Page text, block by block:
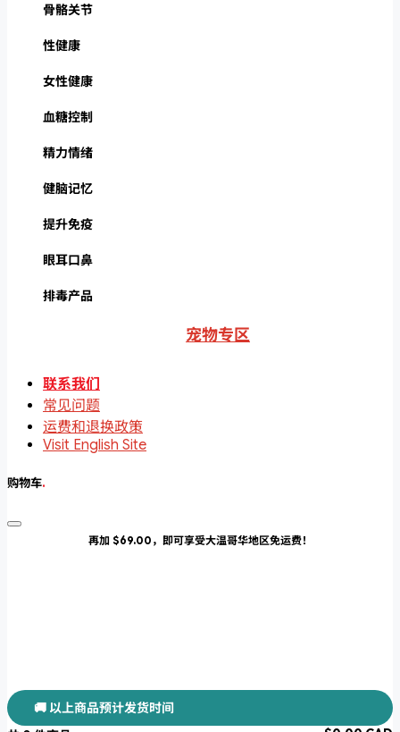
骨骼关节
性健康
女性健康
血糖控制
精力情绪
健脑记忆
提升免疫
眼耳口鼻
排毒产品
宠物专区
联系我们
常见问题
运费和退换政策
Visit English Site
购物车.
再加 $69.00，即可享受大温哥华地区免运费！
🚚 以上商品预计发货时间